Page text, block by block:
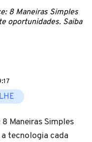
8 Maneiras Simples
oportunidades. Saiba
Maneiras Simples
tecnologia cada